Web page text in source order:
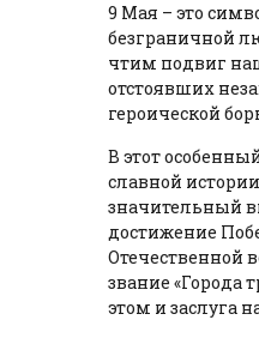
9 Мая – это
безграничной
чтим подвиг
отстоявших
героической
В этот
славной
значительный
достижение
Отечественной
звание «Города
этом и заслуга